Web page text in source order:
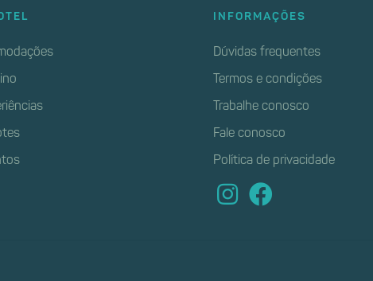
INFORMAÇÕES
Dúvidas frequentes
Termos e condições
Trabalhe conosco
Fale conosco
Política de privacidade